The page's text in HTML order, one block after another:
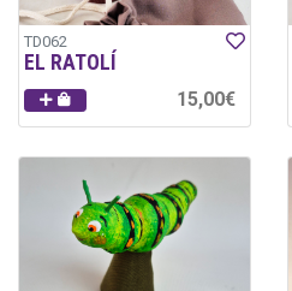
TD062
EL RATOLÍ
15,00€